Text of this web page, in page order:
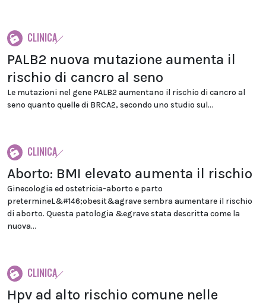
CLINICA
PALB2 nuova mutazione aumenta il
rischio di cancro al seno
Le mutazioni nel gene PALB2 aumentano il rischio di cancro al
seno quanto quelle di BRCA2, secondo uno studio sul...
CLINICA
Aborto: BMI elevato aumenta il rischio
Ginecologia ed ostetricia-aborto e parto
pretermineL&#146;obesit&agrave sembra aumentare il rischio
di aborto. Questa patologia &egrave stata descritta come la
nuova...
CLINICA
Hpv ad alto rischio comune nelle